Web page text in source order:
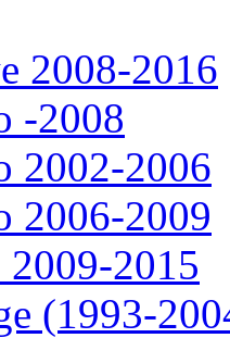
2008-2016
-2008
2002-2006
2006-2009
2015
(1993-